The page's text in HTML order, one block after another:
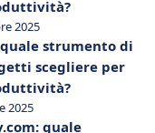
2025
strumento di
scegliere per
2025
quale